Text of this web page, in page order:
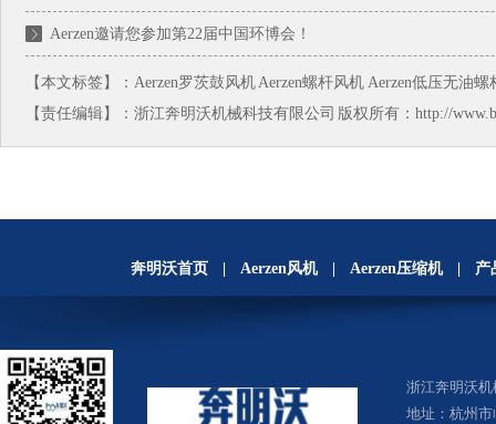
Aerzen邀请您参加第22届中国环博会！
【本文标签】： Aerzen罗茨鼓风机Aerzen螺杆风机 Aerzen低压无油螺
【责任编辑】： 浙江奔明沃机械科技有限公司 版权所有：http://
奔明沃首页 Aerzen风机 Aerzen压缩机 产
浙江奔明沃
地址：杭州